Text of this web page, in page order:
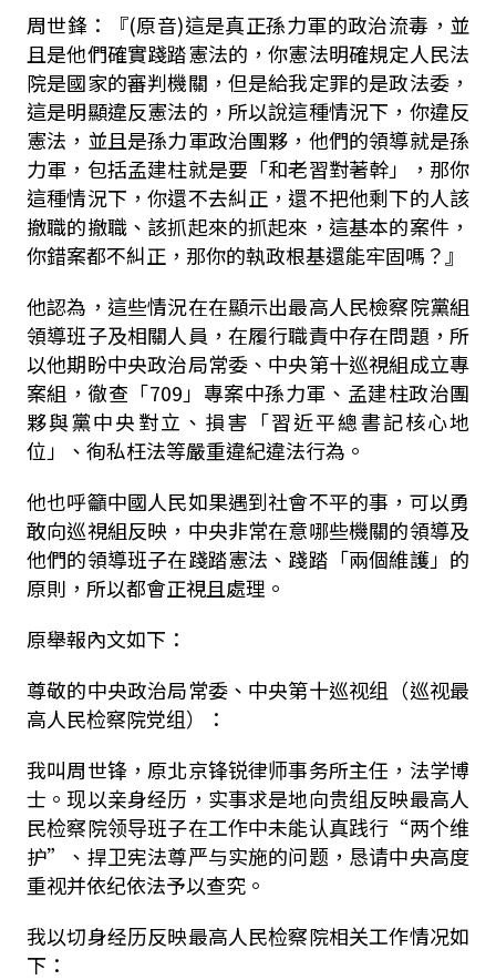
周世鋒：『(原音)這是真正孫力軍的政治流毒，並
且是他們確實踐踏憲法的，你憲法明確規定人民法
院是國家的審判機關，但是給我定罪的是政法委，
這是明顯違反憲法的，所以說這種情況下，你違反
憲法，並且是孫力軍政治團夥，他們的領導就是孫
力軍，包括孟建柱就是要「和老習對著幹」，那你
這種情況下，你還不去糾正，還不把他剩下的人該
撤職的撤職、該抓起來的抓起來，這基本的案件，
你錯案都不糾正，那你的執政根基還能牢固嗎？』
他認為，這些情況在在顯示出最高人民檢察院黨組
領導班子及相關人員，在履行職責中存在問題，所
以他期盼中央政治局常委、中央第十巡視組成立專
案組，徹查「709」專案中孫力軍、孟建柱政治團
夥與黨中央對立、損害「習近平總書記核心地
位」、徇私枉法等嚴重違紀違法行為。
他也呼籲中國人民如果遇到社會不平的事，可以勇
敢向巡視組反映，中央非常在意哪些機關的領導及
他們的領導班子在踐踏憲法、踐踏「兩個維護」的
原則，所以都會正視且處理。
原舉報內文如下：
尊敬的中央政治局常委、中央第十巡视组（巡视最
高人民检察院党组）：
我叫周世锋，原北京锋锐律师事务所主任，法学博
士。现以亲身经历，实事求是地向贵组反映最高人
民检察院领导班子在工作中未能认真践行“两个维
护”、捍卫宪法尊严与实施的问题，恳请中央高度
重视并依纪依法予以查究。
我以切身经历反映最高人民检察院相关工作情况如
下：